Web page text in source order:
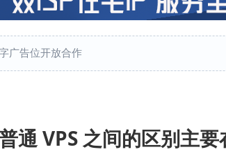
广告位开放合作
通 VPS 之间的区别主